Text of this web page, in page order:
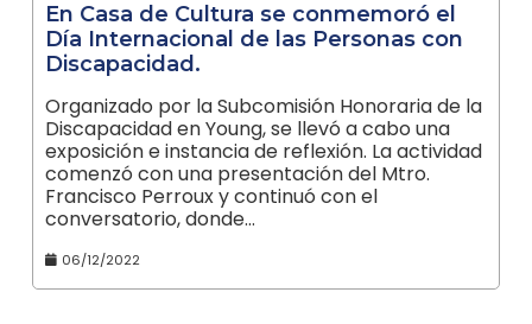
En Casa de Cultura se conmemoró el
Día Internacional de las Personas con
Discapacidad.
Organizado por la Subcomisión Honoraria de la
Discapacidad en Young, se llevó a cabo una
exposición e instancia de reflexión. La actividad
comenzó con una presentación del Mtro.
Francisco Perroux y continuó con el
conversatorio, donde…
06/12/2022